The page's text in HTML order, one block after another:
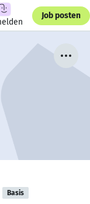
Job posten
Basis